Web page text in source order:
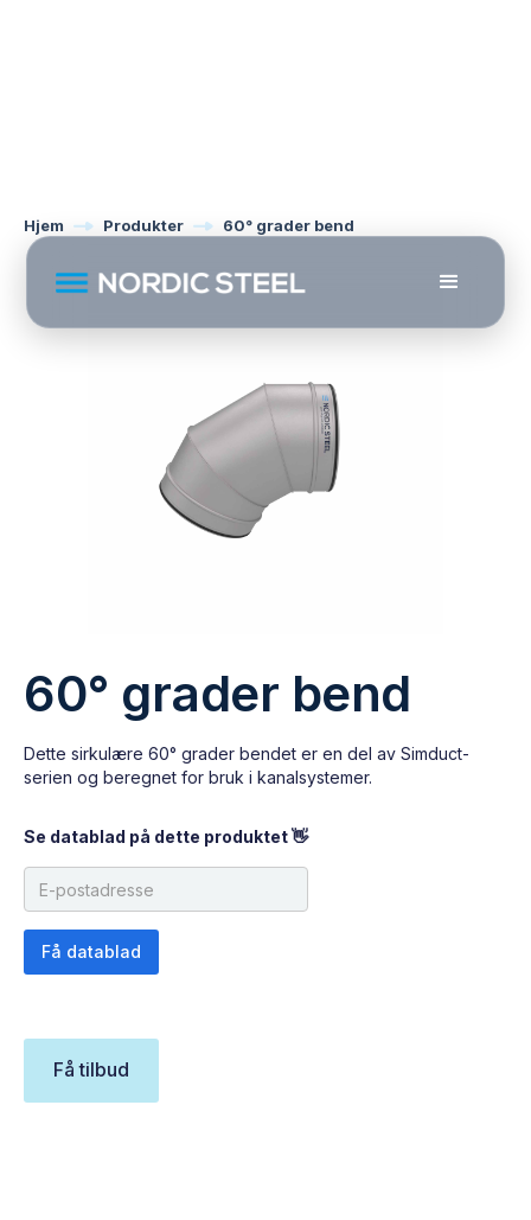
Hjem Produkter 60° grader bend
60° grader bend
Dette sirkulære 60° grader bendet er en del av Simduct-
serien og beregnet for bruk i kanalsystemer.
Se datablad på dette produktet 👋
Få tilbud